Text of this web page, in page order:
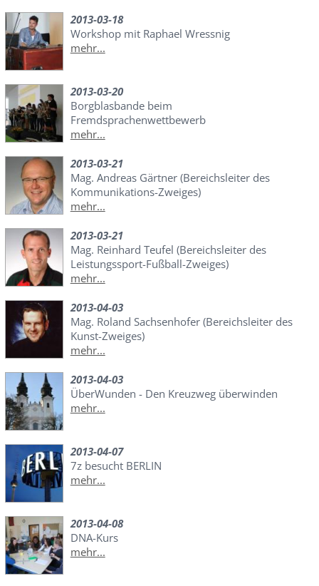
2013-03-18
Workshop mit Raphael Wressnig
mehr...
2013-03-20
Borgblasbande beim
Fremdsprachenwettbewerb
mehr...
2013-03-21
Mag. Andreas Gärtner (Bereichsleiter des
Kommunikations-Zweiges)
mehr...
2013-03-21
Mag. Reinhard Teufel (Bereichsleiter des
Leistungssport-Fußball-Zweiges)
mehr...
2013-04-03
Mag. Roland Sachsenhofer (Bereichsleiter des
Kunst-Zweiges)
mehr...
2013-04-03
ÜberWunden - Den Kreuzweg überwinden
mehr...
2013-04-07
7z besucht BERLIN
mehr...
2013-04-08
DNA-Kurs
mehr...